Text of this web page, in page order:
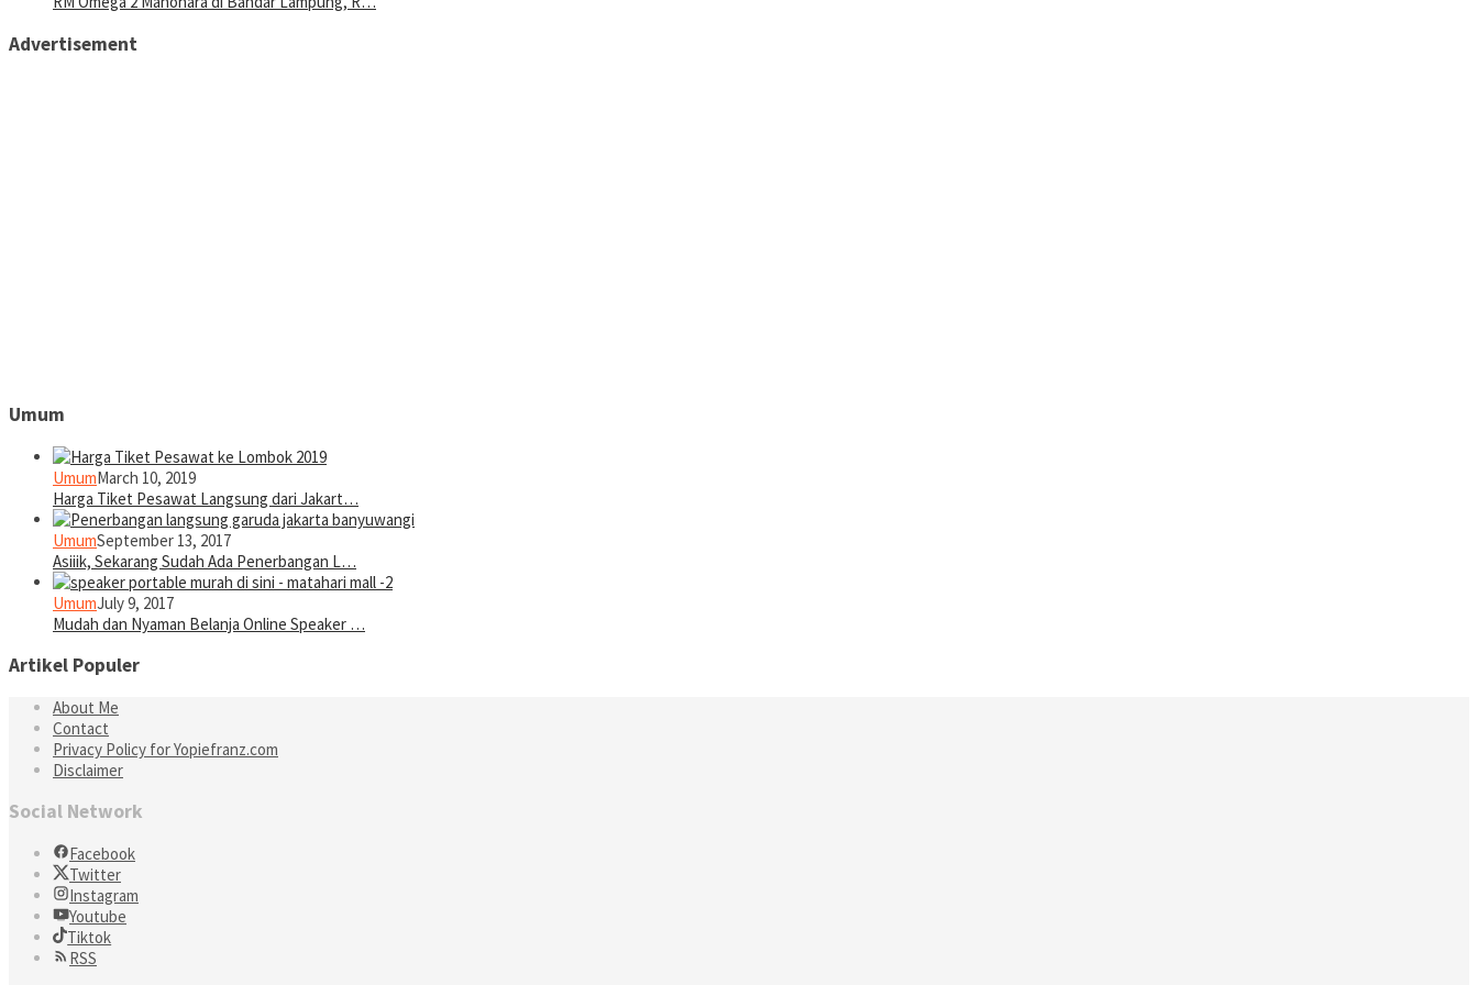
Advertisement
Umum
UmumMarch 10, 2019
Harga Tiket Pesawat Langsung dari Jakart…
UmumSeptember 13, 2017
Asiiik, Sekarang Sudah Ada Penerbangan L…
UmumJuly 9, 2017
Mudah dan Nyaman Belanja Online Speaker …
Artikel Populer
About Me
Contact
Privacy Policy for Yopiefranz.com
Disclaimer
Social Network
Facebook
Twitter
Instagram
Youtube
Tiktok
RSS